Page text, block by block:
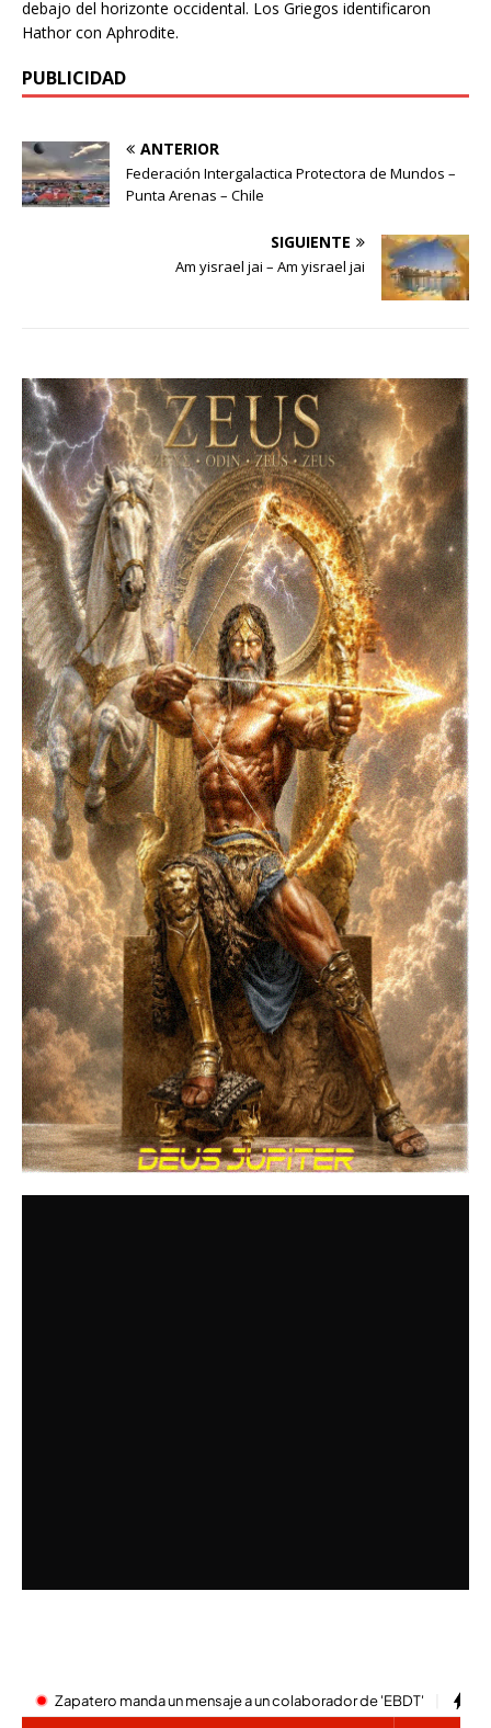
debajo del horizonte occidental. Los Griegos identificaron
Hathor con Aphrodite.
PUBLICIDAD
ANTERIOR
Federación Intergalactica Protectora de Mundos –
Punta Arenas – Chile
SIGUIENTE
Am yisrael jai – Am yisrael jai